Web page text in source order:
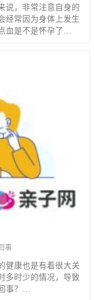
说，非常注意自身的
经常因为身体上发生
血是不是怀孕了…
事
健康也是有着很大关
多时少的情况，导致
事？…